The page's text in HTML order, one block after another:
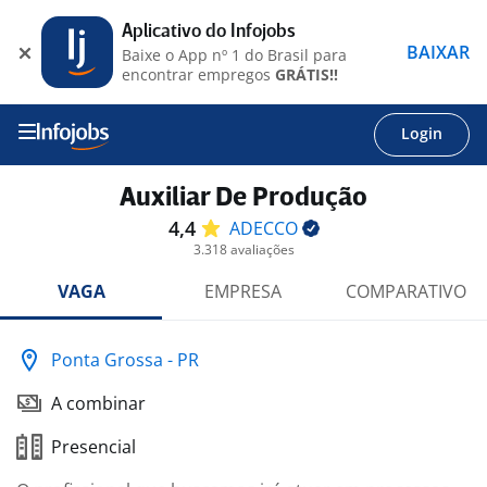
Login
Auxiliar De Produção
4,4 ADECCO
3.318 avaliações
VAGA EMPRESA COMPARATIVO
Ponta Grossa - PR
A combinar
Presencial
Aplicativo do Infojobs
Baixe o App nº 1 do Brasil para
encontrar empregos GRÁTIS!!
BAIXAR